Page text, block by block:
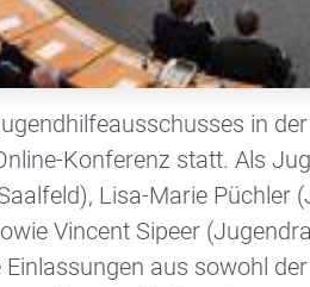
in
Konferenz statt. Als
Lisa-Marie
Vincent Sipeer
aus sowohl